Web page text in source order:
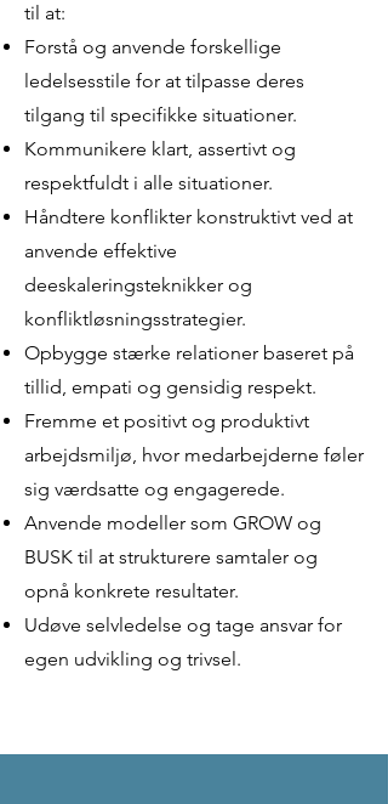
til at:
Forstå og anvende forskellige
ledelsesstile for at tilpasse deres
tilgang til specifikke situationer.
Kommunikere klart, assertivt og
respektfuldt i alle situationer.
Håndtere konflikter konstruktivt ved at
anvende effektive
deeskaleringsteknikker og
konfliktløsningsstrategier.
Opbygge stærke relationer baseret på
tillid, empati og gensidig respekt.
Fremme et positivt og produktivt
arbejdsmiljø, hvor medarbejderne føler
sig værdsatte og engagerede.
Anvende modeller som GROW og
BUSK til at strukturere samtaler og
opnå konkrete resultater.
Udøve selvledelse og tage ansvar for
egen udvikling og trivsel.